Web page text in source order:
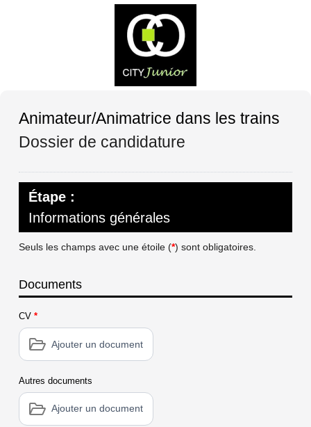
Animateur/Animatrice dans les trains
Dossier de candidature
Étape :
Informations générales
Seuls les champs avec une étoile (*) sont obligatoires.
Documents
CV*
Ajouter un document
Autres documents
Ajouter un document